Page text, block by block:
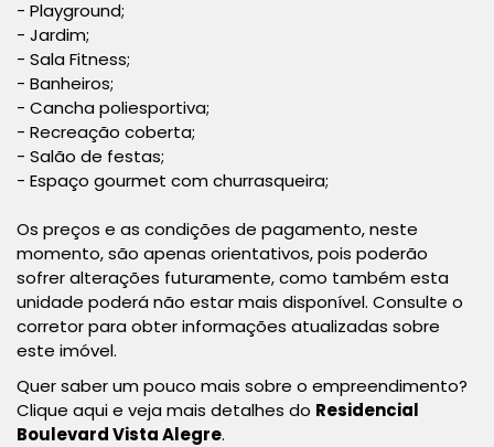
- Playground;
- Jardim;
- Sala Fitness;
- Banheiros;
- Cancha poliesportiva;
- Recreação coberta;
- Salão de festas;
- Espaço gourmet com churrasqueira;
Os preços e as condições de pagamento, neste
momento, são apenas orientativos, pois poderão
sofrer alterações futuramente, como também esta
unidade poderá não estar mais disponível. Consulte o
corretor para obter informações atualizadas sobre
este imóvel.
Quer saber um pouco mais sobre o empreendimento?
Clique aqui e veja mais detalhes do Residencial
Boulevard Vista Alegre.